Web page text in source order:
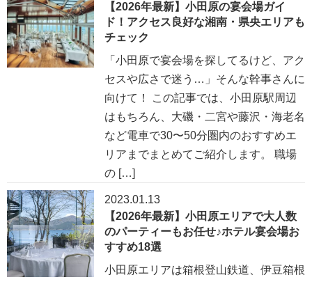
【2026年最新】小田原の宴会場ガイ
ド！アクセス良好な湘南・県央エリアも
チェック
「小田原で宴会場を探してるけど、アク
セスや広さで迷う…」そんな幹事さんに
向けて！ この記事では、小田原駅周辺
はもちろん、大磯・二宮や藤沢・海老名
など電車で30〜50分圏内のおすすめエ
リアまでまとめてご紹介します。 職場
の […]
2023.01.13
【2026年最新】小田原エリアで大人数
のパーティーもお任せ♪ホテル宴会場お
すすめ18選
小田原エリアは箱根登山鉄道、伊豆箱根